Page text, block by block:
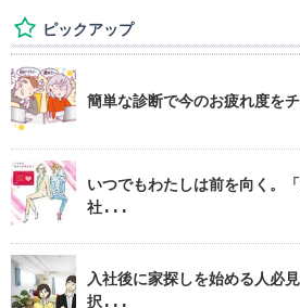
ピックアップ
簡単な診断で今のお疲れ度をチ
いつでもわたしは前を向く。
社...
入社後に家探しを始める人必
択...